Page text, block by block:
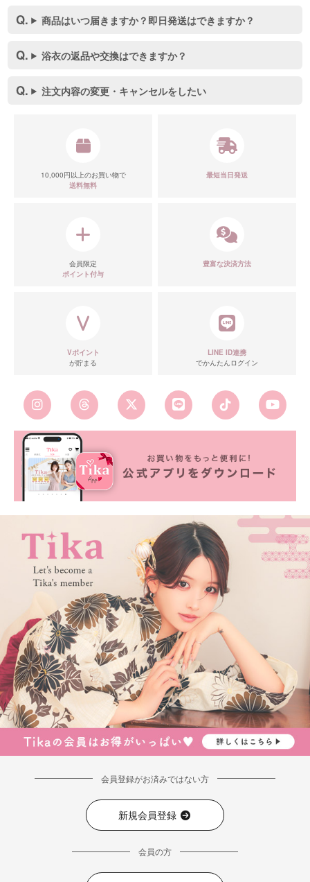
商品はいつ届きますか？即日発送はできますか？
浴衣の返品や交換はできますか？
注文内容の変更・キャンセルをしたい
10,000円以上のお買い物で
送料無料
最短当日発送
会員限定
ポイント付与
豊富な決済方法
Vポイント
が貯まる
LINE ID連携
でかんたんログイン
会員登録がお済みではない方
新規会員登録
会員の方